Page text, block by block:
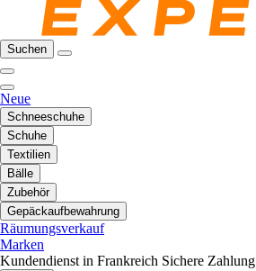
Suchen
Neue
Schneeschuhe
Schuhe
Textilien
Bälle
Zubehör
Gepäckaufbewahrung
Räumungsverkauf
Marken
Kundendienst in Frankreich Sichere Zahlung